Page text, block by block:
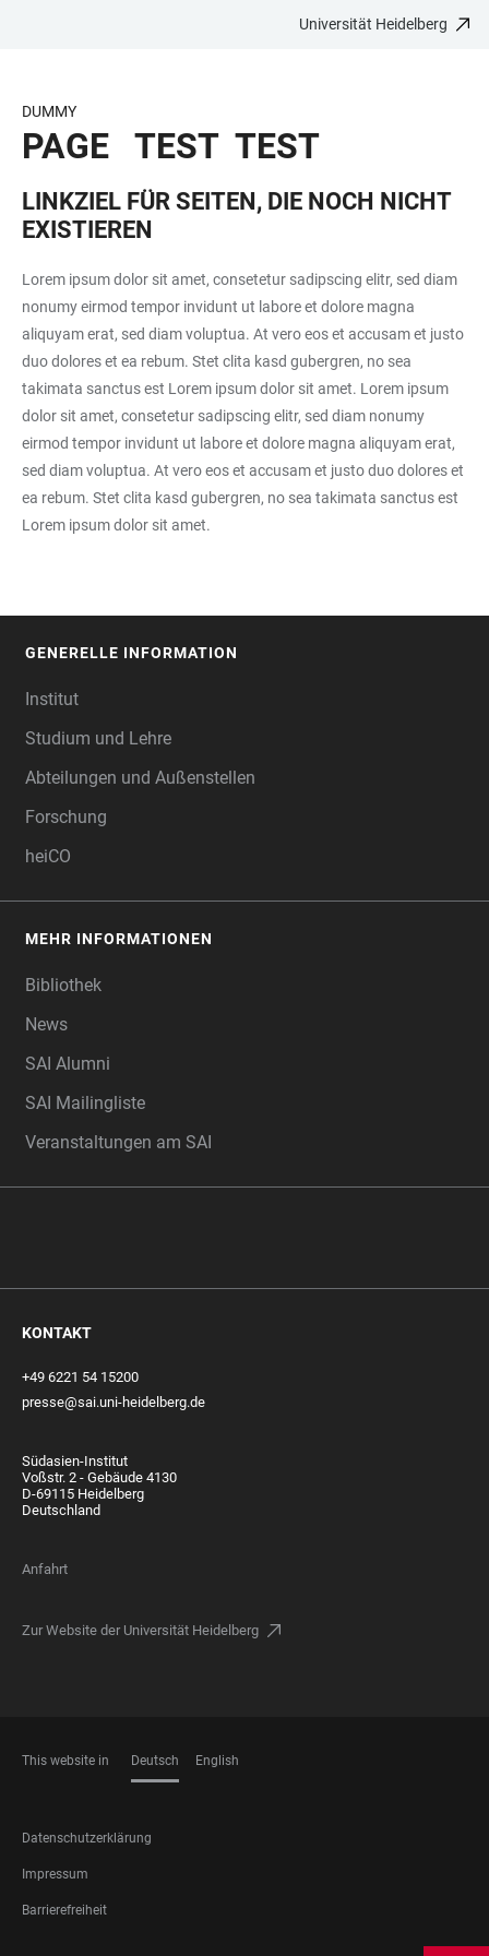
BARRIEREFREIHEIT
Universität Heidelberg
DUMMY
PAGE TEST ­ TEST
LINKZIEL FÜR SEITEN, DIE NOCH NICHT
EXISTIEREN
Lorem ipsum dolor sit amet, consetetur sadipscing elitr, sed diam
nonumy eirmod tempor invidunt ut labore et dolore magna
aliquyam erat, sed diam voluptua. At vero eos et accusam et justo
duo dolores et ea rebum. Stet clita kasd gubergren, no sea
takimata sanctus est Lorem ipsum dolor sit amet. Lorem ipsum
dolor sit amet, consetetur sadipscing elitr, sed diam nonumy
eirmod tempor invidunt ut labore et dolore magna aliquyam erat,
sed diam voluptua. At vero eos et accusam et justo duo dolores et
ea rebum. Stet clita kasd gubergren, no sea takimata sanctus est
Lorem ipsum dolor sit amet.
GENERELLE INFORMATION
Institut
Studium und Lehre
Abteilungen und Außenstellen
Forschung
heiCO
MEHR INFORMATIONEN
Bibliothek
News
SAI Alumni
SAI Mailingliste
Veranstaltungen am SAI
KONTAKT
+49 6221 54 15200
presse@sai.uni-heidelberg.de
Südasien-Institut
Voßstr. 2 - Gebäude 4130
D-69115 Heidelberg
Deutschland
Anfahrt
Zur Website der Universität Heidelberg
This website in Deutsch English
FOOTER
LEGAL
Datenschutzerklärung
Impressum
Barrierefreiheit